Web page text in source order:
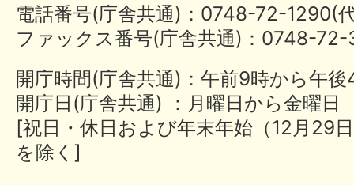
電話番号(庁舎共通)：0748-72-
ファックス番号(庁舎共通)：0748-
開庁時間(庁舎共通)：午前9時から午
開庁日(庁舎共通) ：月曜日から金曜日
[祝日・休日および年末年始（12月29
を除く]